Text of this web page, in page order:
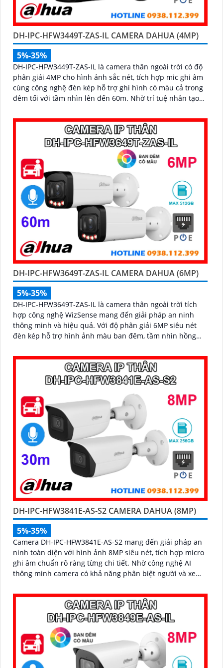
DH-IPC-HFW3449T-ZAS-IL CAMERA DAHUA (4MP)
5%-35%
DH-IPC-HFW3449T-ZAS-IL là camera thân ngoài trời có độ
phân giải 4MP cho hình ảnh sắc nét, tích hợp mic ghi âm
cùng công nghệ đèn kép hỗ trợ ghi hình có màu cả trong
đêm tối với tầm nhìn lên đến 60m. Nhờ trí tuệ nhân tạo
phương tiện giảm thiểu cảnh báo giả nâng cao hiệu quả
an ninh hỗ trợ khe cắm thẻ nhớ 512GB, chuẩn chống
nước IP67
DH-IPC-HFW3649T-ZAS-IL CAMERA DAHUA (6MP)
5%-35%
DH-IPC-HFW3649T-ZAS-IL là camera thân ngoài trời tích
hợp công nghệ WizSense mang đến giải pháp an ninh
thông minh và hiệu quả. Với độ phân giải 6MP siêu nét
đèn kép hỗ trợ hình ảnh màu ban đêm, tầm nhìn hồng
chính xác người và xe, camera đảm bảo giám sát chuẩn
xác 24/7 hỗ trợ POE, khe thẻ nhớ lên đến 512GB và chuẩn
chống nước IP67
DH-IPC-HFW3841E-AS-S2 CAMERA DAHUA (8MP)
5%-35%
Camera DH-IPC-HFW3841E-AS-S2 mang đến giải pháp an
ninh toàn diện với hình ảnh 8MP siêu nét, tích hợp micro
ghi âm chuẩn rõ ràng từng chi tiết. Nhờ công nghệ AI
thông minh camera có khả năng phân biệt người và xe
giả